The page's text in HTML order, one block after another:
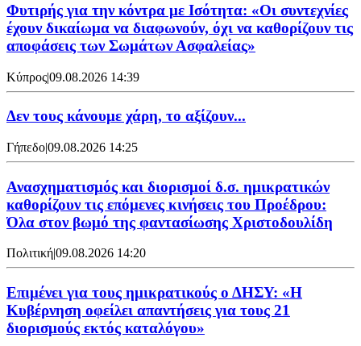
Φυτιρής για την κόντρα με Ισότητα: «Οι συντεχνίες
έχουν δικαίωμα να διαφωνούν, όχι να καθορίζουν τις
αποφάσεις των Σωμάτων Ασφαλείας»
Κύπρος|09.08.2026 14:39
Δεν τους κάνουμε χάρη, το αξίζουν...
Γήπεδο|09.08.2026 14:25
Ανασχηματισμός και διορισμοί δ.σ. ημικρατικών
καθορίζουν τις επόμενες κινήσεις του Προέδρου:
Όλα στον βωμό της φαντασίωσης Χριστοδουλίδη
Πολιτική|09.08.2026 14:20
Επιμένει για τους ημικρατικούς ο ΔΗΣΥ: «Η
Κυβέρνηση οφείλει απαντήσεις για τους 21
διορισμούς εκτός καταλόγου»